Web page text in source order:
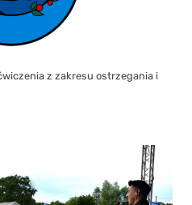
z zakresu ostrzegania i